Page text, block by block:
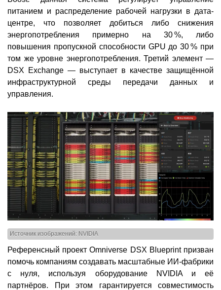
питанием и распределение рабочей нагрузки в дата-
центре, что позволяет добиться либо снижения
энергопотребления примерно на 30 %, либо
повышения пропускной способности GPU до 30 % при
том же уровне энергопотребления. Третий элемент —
DSX Exchange — выступает в качестве защищённой
инфраструктурной среды передачи данных и
управления.
Источник изображений: NVIDIA
Референсный проект Omniverse DSX Blueprint призван
помочь компаниям создавать масштабные ИИ-фабрики
с нуля, используя оборудование NVIDIA и её
партнёров. При этом гарантируется совместимость